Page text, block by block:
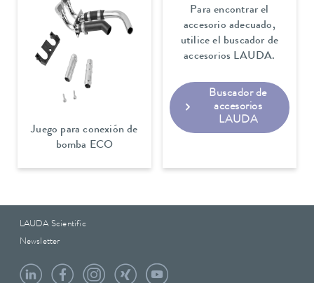
Juego para conexión de
bomba ECO
Para encontrar el
accesorio adecuado,
utilice el buscador de
accesorios LAUDA.
Buscador de
accesorios
LAUDA
LAUDA Scientific
Newsletter